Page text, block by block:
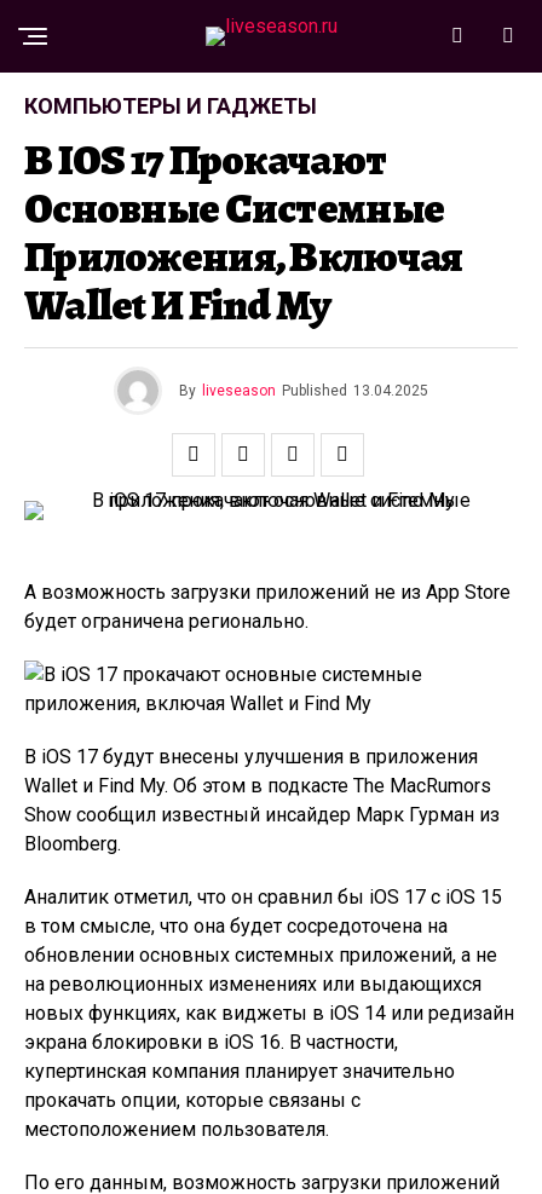
КОМПЬЮТЕРЫ И ГАДЖЕТЫ
В IOS 17 Прокачают
Основные Системные
Приложения, Включая
Wallet И Find My
By liveseason Published 13.04.2025
А возможность загрузки приложений не из App Store
будет ограничена регионально.
В iOS 17 будут внесены улучшения в приложения
Wallet и Find My. Об этом в подкасте The MacRumors
Show сообщил известный инсайдер Марк Гурман из
Bloomberg.
Аналитик отметил, что он сравнил бы iOS 17 с iOS 15
в том смысле, что она будет сосредоточена на
обновлении основных системных приложений, а не
на революционных изменениях или выдающихся
новых функциях, как виджеты в iOS 14 или редизайн
экрана блокировки в iOS 16. В частности,
купертинская компания планирует значительно
прокачать опции, которые связаны с
местоположением пользователя.
По его данным, возможность загрузки приложений